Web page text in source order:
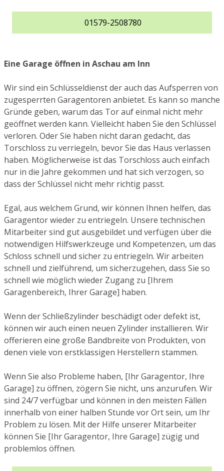
01579-2508780
Eine Garage öffnen in Aschau am Inn
Wir sind ein Schlüsseldienst der auch das Aufsperren von
zugesperrten Garagentoren anbietet. Es kann so manche
Gründe geben, warum das Tor auf einmal nicht mehr
geöffnet werden kann. Vielleicht haben Sie den Schlüssel
verloren. Oder Sie haben nicht daran gedacht, das
Torschloss zu verriegeln, bevor Sie das Haus verlassen
haben. Möglicherweise ist das Torschloss auch einfach
nur in die Jahre gekommen und hat sich verzogen, so
dass der Schlüssel nicht mehr richtig passt.
Egal, aus welchem Grund, wir können Ihnen helfen, das
Garagentor wieder zu entriegeln. Unsere technischen
Mitarbeiter sind gut ausgebildet und verfügen über die
notwendigen Hilfswerkzeuge und Kompetenzen, um das
Schloss schnell und sicher zu entriegeln. Wir arbeiten
schnell und zielführend, um sicherzugehen, dass Sie so
schnell wie möglich wieder Zugang zu [Ihrem
Garagenbereich, Ihrer Garage] haben.
Wenn der Schließzylinder beschädigt oder defekt ist,
können wir auch einen neuen Zylinder installieren. Wir
offerieren eine große Bandbreite von Produkten, von
denen viele von erstklassigen Herstellern stammen.
Wenn Sie also Probleme haben, [Ihr Garagentor, Ihre
Garage] zu öffnen, zögern Sie nicht, uns anzurufen. Wir
sind 24/7 verfügbar und können in den meisten Fällen
innerhalb von einer halben Stunde vor Ort sein, um Ihr
Problem zu lösen. Mit der Hilfe unserer Mitarbeiter
können Sie [Ihr Garagentor, Ihre Garage] zügig und
problemlos öffnen.